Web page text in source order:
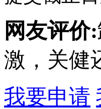
网友评价:
激，关健
我要申请